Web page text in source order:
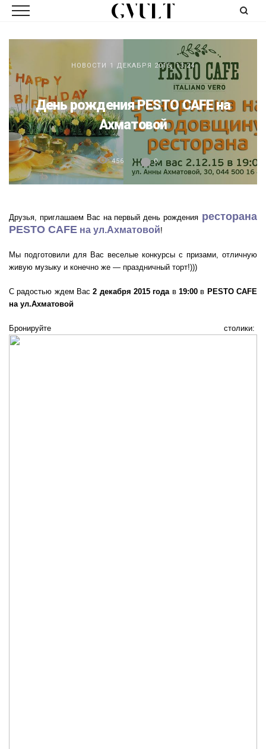
НОВОСТИ 1 ДЕКАБРЯ 2015, 13:24
День рождения PESTO CAFE на
Ахматовой
456 0
Друзья, приглашаем Вас на первый день рождения ресторана
PESTO CAFE на ул.Ахматовой!
Мы подготовили для Вас веселые конкурсы с призами, отличную
живую музыку и конечно же — праздничный торт!)))
С радостью ждем Вас2 декабря 2015 годав19:00 в PESTO CAFE
на ул.Ахматовой
Бронируйте столики: